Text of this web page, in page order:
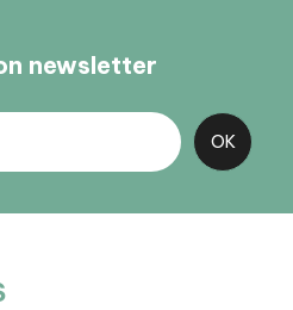
newsletter